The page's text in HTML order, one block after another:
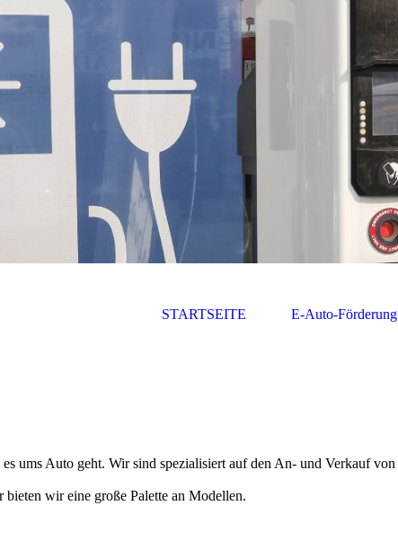
STARTSEITE E-Auto-Förderung
ums Auto geht. Wir sind spezialisiert auf den An- und Verkauf
wir eine große Palette an Modellen.